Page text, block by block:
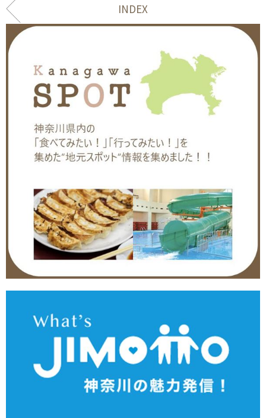
INDEX